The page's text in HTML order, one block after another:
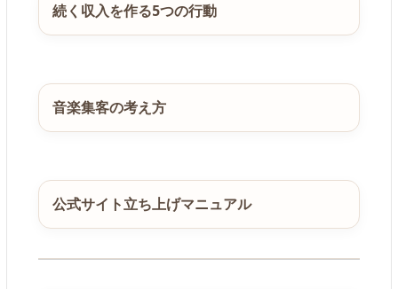
続く収入を作る5つの行動
音楽集客の考え方
公式サイト立ち上げマニュアル